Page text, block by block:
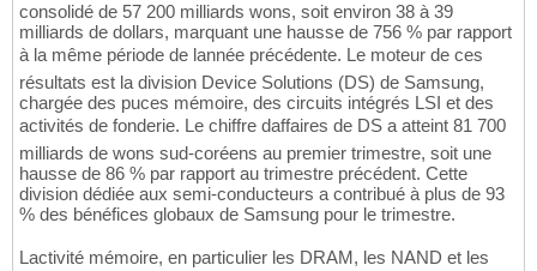
consolidé de 57 200 milliards wons, soit environ 38 à 39
milliards de dollars, marquant une hausse de 756 % par rapport
à la même période de lannée précédente. Le moteur de ces
résultats est la division Device Solutions (DS) de Samsung,
chargée des puces mémoire, des circuits intégrés LSI et des
activités de fonderie. Le chiffre daffaires de DS a atteint 81 700
milliards de wons sud-coréens au premier trimestre, soit une
hausse de 86 % par rapport au trimestre précédent. Cette
division dédiée aux semi-conducteurs a contribué à plus de 93
% des bénéfices globaux de Samsung pour le trimestre.
Lactivité mémoire, en particulier les DRAM, les NAND et les